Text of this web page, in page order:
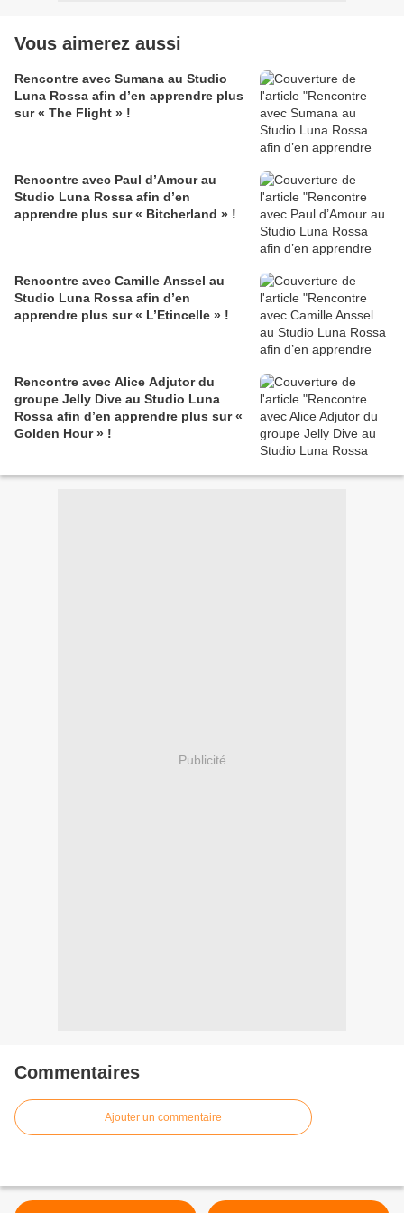
Vous aimerez aussi
Rencontre avec Sumana au Studio
Luna Rossa afin d’en apprendre plus
sur « The Flight » !
Rencontre avec Paul d’Amour au
Studio Luna Rossa afin d’en
apprendre plus sur « Bitcherland » !
Rencontre avec Camille Anssel au
Studio Luna Rossa afin d’en
apprendre plus sur « L’Etincelle » !
Rencontre avec Alice Adjutor du
groupe Jelly Dive au Studio Luna
Rossa afin d’en apprendre plus sur «
Golden Hour » !
Publicité
Commentaires
Ajouter un commentaire